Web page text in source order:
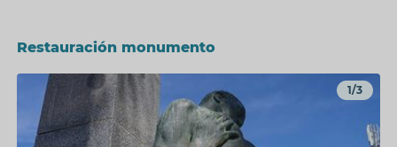
Restauración monumento
1/3